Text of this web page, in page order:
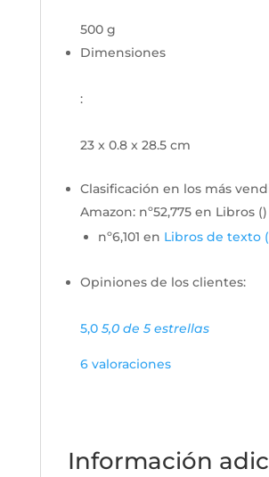
500 g
Dimensiones
:
23 x 0.8 x 28.5 cm
Clasificación en los más
Amazon: nº52,775 en Libros ()
nº6,101 en Libros de texto
Opiniones de los clientes:
5,0 5,0 de 5 estrellas
6 valoraciones
Información